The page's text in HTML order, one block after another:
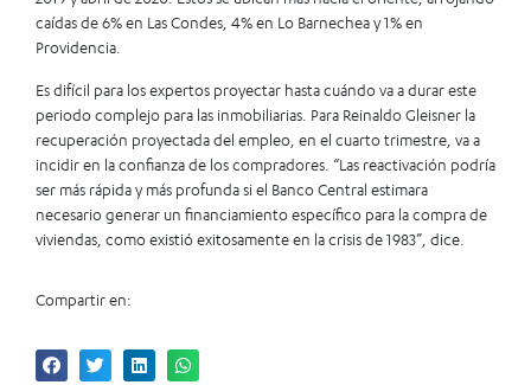
caídas de 6% en Las Condes, 4% en Lo Barnechea y 1% en
Providencia.
Es difícil para los expertos proyectar hasta cuándo va a durar este
periodo complejo para las inmobiliarias. Para Reinaldo Gleisner la
recuperación proyectada del empleo, en el cuarto trimestre, va a
incidir en la confianza de los compradores. “Las reactivación podría
ser más rápida y más profunda si el Banco Central estimara
necesario generar un financiamiento específico para la compra de
viviendas, como existió exitosamente en la crisis de 1983”, dice.
Compartir en: